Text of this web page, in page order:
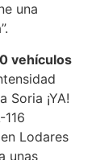
una
vehículos
Soria ¡YA!
Lodares
unas